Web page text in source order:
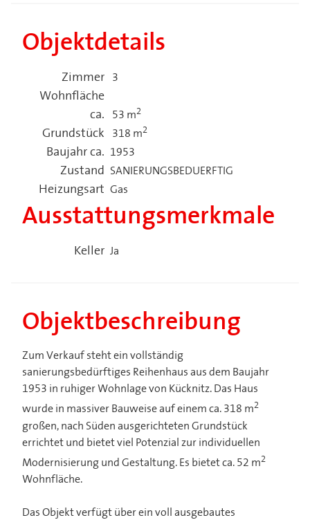
Objektdetails
Zimmer 3
Wohnfläche
ca.
53 m2
Grundstück 318 m2
Baujahr ca. 1953
Zustand SANIERUNGSBEDUERFTIG
Heizungsart Gas
Ausstattungsmerkmale
Keller Ja
Objektbeschreibung
Zum Verkauf steht ein vollständig
sanierungsbedürftiges Reihenhaus aus dem Baujahr
1953 in ruhiger Wohnlage von Kücknitz. Das Haus
wurde in massiver Bauweise auf einem ca. 318 m2
großen, nach Süden ausgerichteten Grundstück
errichtet und bietet viel Potenzial zur individuellen
Modernisierung und Gestaltung. Es bietet ca. 52 m2
Wohnfläche.
Das Objekt verfügt über ein voll ausgebautes